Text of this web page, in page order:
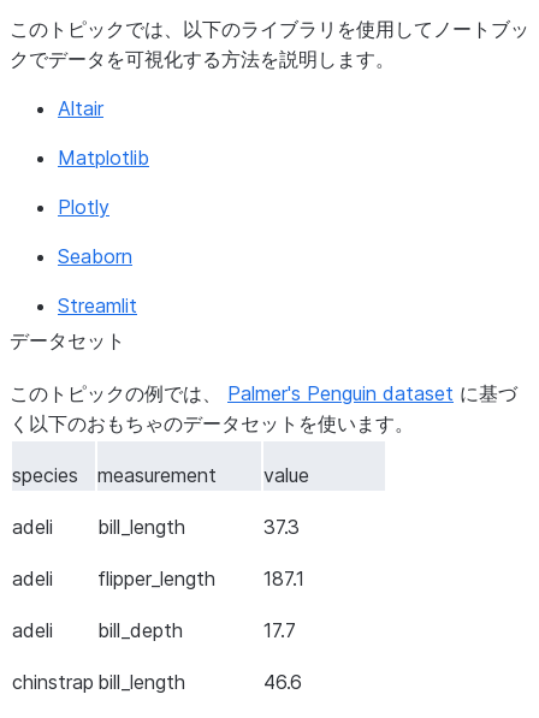
このトピックでは、以下のライブラリを使用してノートブッ
クでデータを可視化する方法を説明します。
Altair
Matplotlib
Plotly
Seaborn
Streamlit
データセット
このトピックの例では、 Palmer's Penguin dataset に基づ
く以下のおもちゃのデータセットを使います。
species measurement value
adeli bill_length 37.3
adeli flipper_length 187.1
adeli bill_depth 17.7
chinstrap bill_length 46.6